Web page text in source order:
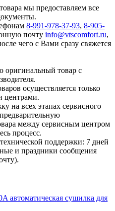
мы предоставляем все
8-991-978-37-93, 8-905-
почту info@vtscomfort.ru,
чего с Вами сразу свяжется
оригинальный товар с
осуществляется только
центрами.
на всех этапах сервисного
между сервисным центром
процесс.
поддержки: 7 дней
и праздники сообщения